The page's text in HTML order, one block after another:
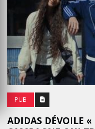
PUB
ADIDAS DÉVOILE